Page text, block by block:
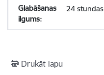
24 stundas
Drukāt lapu